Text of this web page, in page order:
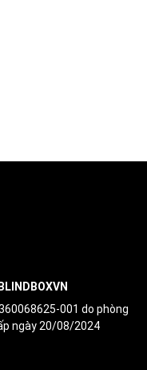
001 do phòng
ngày 20/08/2024